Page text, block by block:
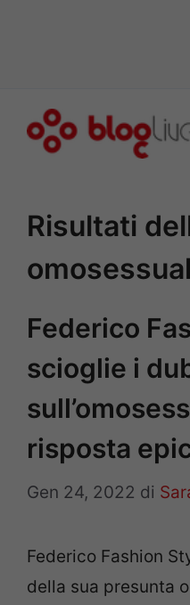
Risultati
Federico
scioglie i
risposta
Gen 24, 2022 di
Federico Fashion
della sua presunta